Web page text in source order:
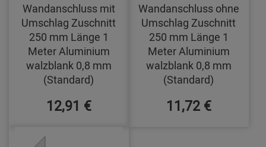
Wandanschluss mit
Umschlag Zuschnitt
250 mm Länge 1
Meter Aluminium
walzblank 0,8 mm
(Standard)
12,91 €
Wandanschluss ohne
Umschlag Zuschnitt
250 mm Länge 1
Meter Aluminium
walzblank 0,8 mm
(Standard)
11,72 €